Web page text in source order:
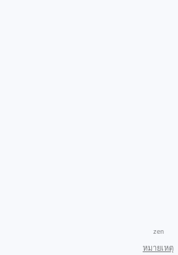
zen
หมายเหตุ